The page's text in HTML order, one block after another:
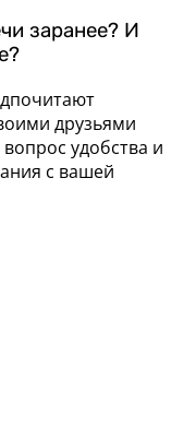
заранее? И
друзьями
удобства и
с вашей